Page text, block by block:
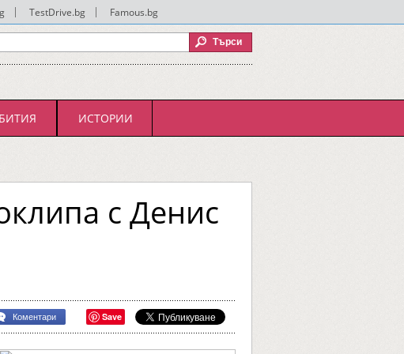
TestDrive.bg Famous.bg
ИСТОРИИ
с Денис
Коментари Save